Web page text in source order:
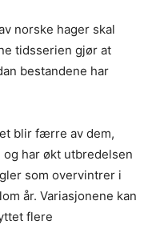
norske hager skal
tidsserien gjør at
bestandene har
blir færre av dem,
har økt utbredelsen
som overvintrer i
år. Variasjonene kan
flere